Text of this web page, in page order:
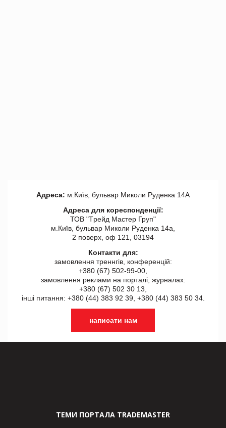
Адреса: м.Київ, бульвар Миколи Руденка 14А
Адреса для кореспонденції:
ТОВ "Tрейд Мастер Груп"
м.Київ, бульвар Миколи Руденка 14а,
2 поверх, оф 121, 03194
Контакти для:
замовлення треннгів, конференцій:
+380 (67) 502-99-00,
замовлення реклами на порталі, журналах:
+380 (67) 502 30 13,
інші питання: +380 (44) 383 92 39, +380 (44) 383 50 34.
написати нам
ТЕМИ ПОРТАЛА TRADEMASTER